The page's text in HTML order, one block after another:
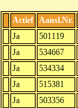
Actief Aansl.Nr.
Ja
501119
Ja
534667
Ja
534334
Ja
515381
Ja
503356